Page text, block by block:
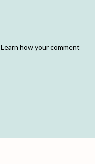
Learn how your comment